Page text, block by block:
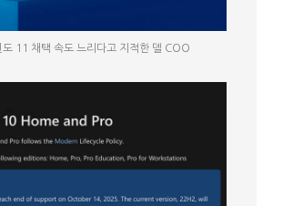
도 11 채택 속도 느리다고 지적한 델 COO